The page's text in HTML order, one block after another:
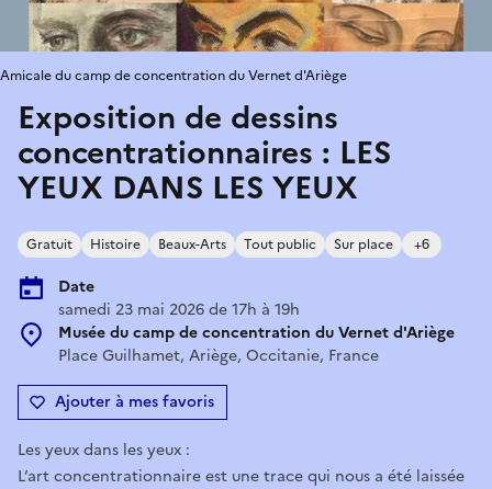
Exposition de dessins
concentrationnaires : LES
YEUX DANS LES YEUX
Gratuit Histoire Beaux-Arts Tout public Sur place +6
Date
samedi 23 mai 2026 de 17h à 19h
Musée du camp de concentration du Vernet d'Ariège
Place Guilhamet, Ariège, Occitanie, France
Ajouter à mes favoris
Amicale du camp de concentration du Vernet d'Ariège
Les yeux dans les yeux :
L’art concentrationnaire est une trace qui nous a été laissée